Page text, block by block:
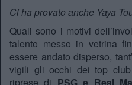
Ci ha provato anche Yaya
Quali sono i motivi
talento messo in vetrina
essere andato disperso,
vigili gli occhi dei top